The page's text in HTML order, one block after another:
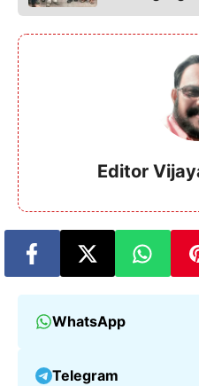
Editor
WhatsApp
Telegram